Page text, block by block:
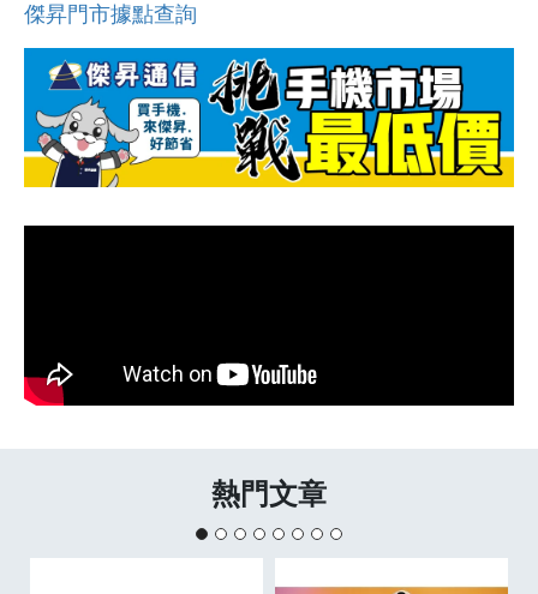
傑昇門市據點查詢
熱門文章